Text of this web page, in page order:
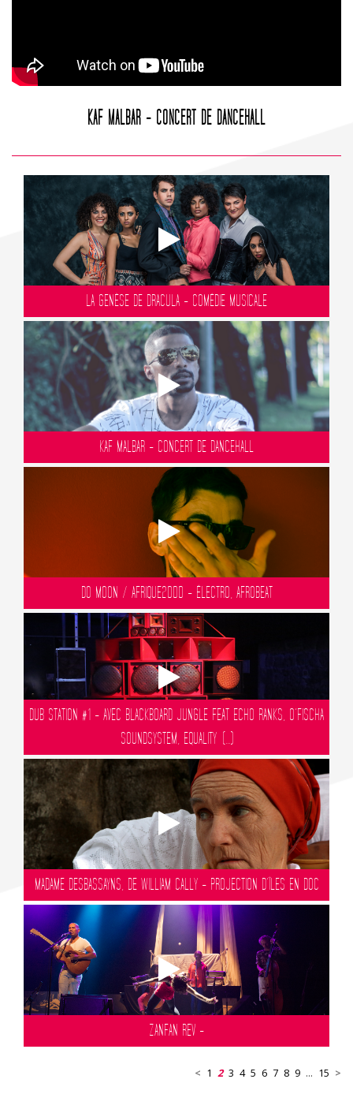
KAF MALBAR - CONCERT DE DANCEHALL
LA GENÈSE DE DRACULA - COMÉDIE MUSICALE
KAF MALBAR - CONCERT DE DANCEHALL
DO MOON / AFRIQUE2000 - ÉLECTRO, AFROBEAT
DUB STATION #1 - AVEC BLACKBOARD JUNGLE FEAT ECHO RANKS, O’FISCHA
SOUNDSYSTEM, EQUALITY (...)
MADAME DESBASSAYNS, DE WILLIAM CALLY - PROJECTION D’ÎLES EN DOC
ZANFAN REV -
< 1 2 3 4 5 6 7 8 9 ... 15 >